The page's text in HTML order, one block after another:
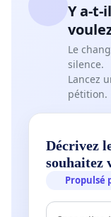
Y a-t-
Le
silence.
Lancez
pétition.
Décrivez
souhaitez
Propulsé